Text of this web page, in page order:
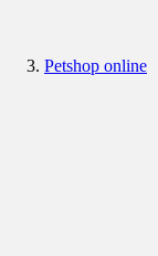
Petshop online